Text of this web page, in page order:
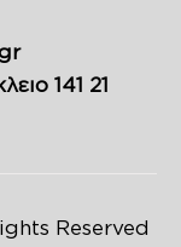
141 21
Reserved